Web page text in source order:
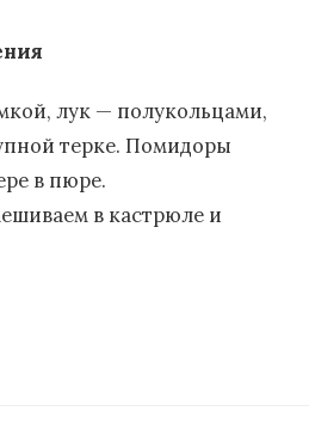
лук — полукольцами,
терке. Помидоры
в пюре.
в кастрюле и